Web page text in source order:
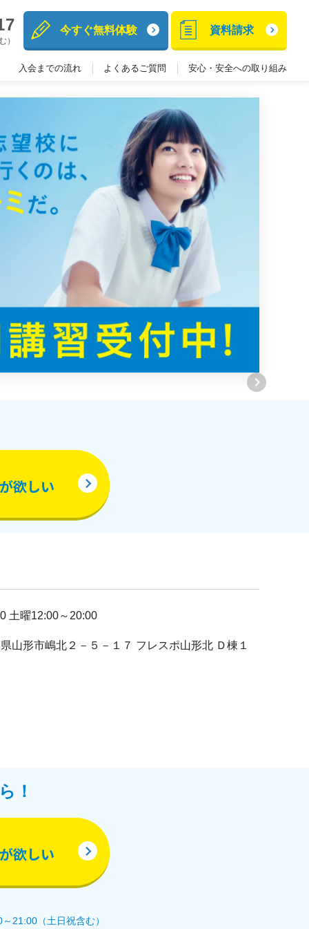
今すぐ無料体験 資料請求
）
入会までの流れ よくあるご質問 安心・安全への取り組み
が欲しい
土曜12:00～20:00
山形市嶋北２－５－１７ フレスポ山形北 Ｄ棟１
！
が欲しい
21:00（土日祝含む）